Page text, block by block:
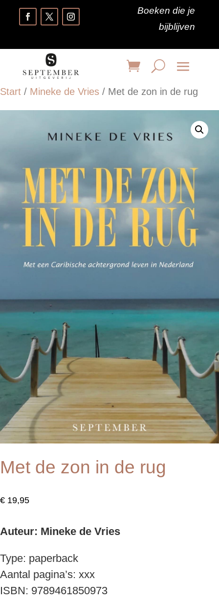
Boeken die je
bijblijven
Start / Mineke de Vries / Met de zon in de rug
Met de zon in de rug
€ 19,95
Auteur: Mineke de Vries
Type: paperback
Aantal pagina’s: xxx
ISBN: 9789461850973